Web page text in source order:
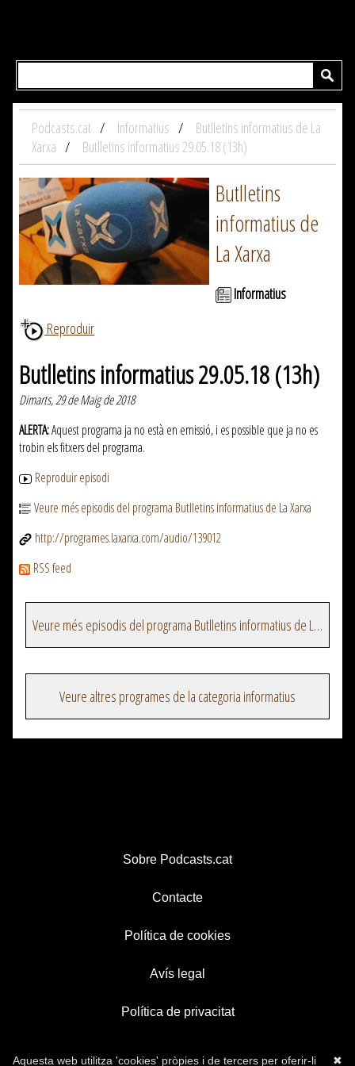
Podcasts.cat Informatius
Butlletins informatius de La
Xarxa
Butlletins informatius 29.05.18 (13h)
Butlletins
informatius de
La Xarxa
Informatius
Reproduir
Butlletins informatius 29.05.18 (13h)
Dimarts, 29 de Maig de 2018
ALERTA:Aquest programa ja no està en emissió, i es possible que ja no es
trobin els fitxers del programa.
Reproduir episodi
Veure més episodis del programa Butlletins informatius de La Xarxa
http://programes.laxarxa.com/audio/139012
RSS feed
Veure més episodis del programa Butlletins informatius de La Xarxa
Veure altres programes de la categoria informatius
Sobre Podcasts.cat
Contacte
Política de cookies
Avís legal
Política de privacitat
✖
Aquesta web utilitza 'cookies' pròpies i de tercers per oferir-li